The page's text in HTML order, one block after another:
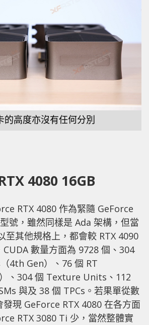
的高度亦沒有任何分別
4080 16GB
RTX 4080 作為緊隨 GeForce
號，雖然同樣是 Ada 架構，但當
至其他規格上，都會較 RTX 4090
數量方面為 9728 個、304
4th Gen）、76 個 RT
、304 個 Texture Units、112
與及 38 個 TPCs。若果單從數
現 GeForce RTX 4080 在各方面
RTX 3080 Ti 少，當然整體實